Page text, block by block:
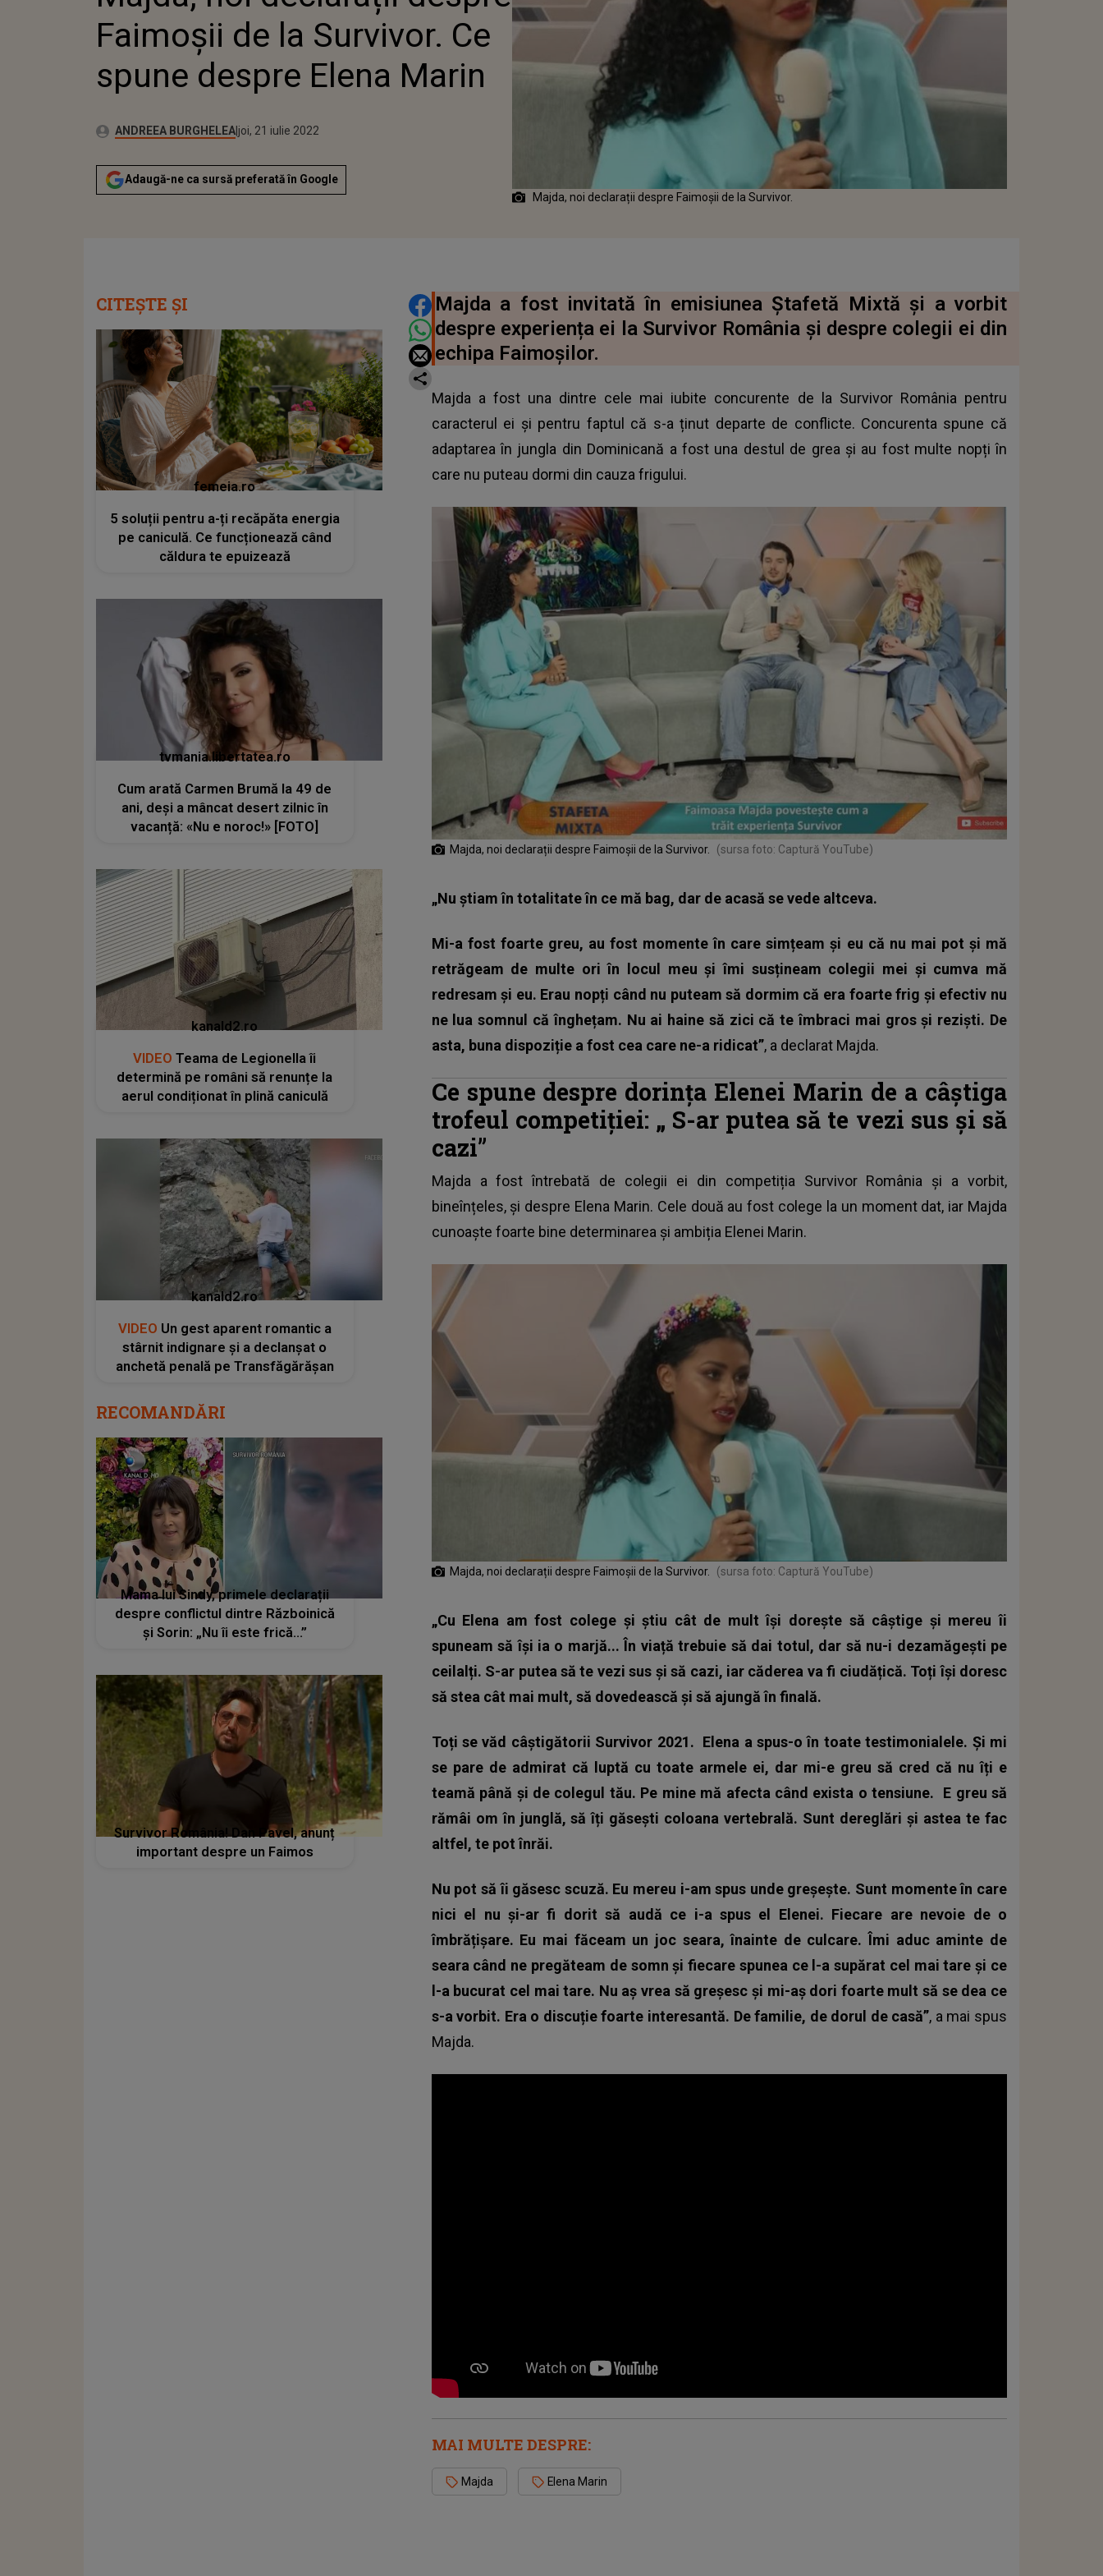
Faimoșii de la Survivor. Ce
spune despre Elena Marin
Autor:ANDREEA BURGHELEAPublicat:
vineri, 2 aprilie 2021
Actualizat:
joi, 21 iulie 2022
Adaugă-ne ca sursă preferată în Google
Majda, noi declarații despre Faimoșii de la Survivor.
DISTRIBUIE ARTICOLUL
Majda a fost invitată în emisiunea Ștafetă Mixtă și a vorbit
despre experiența ei la Survivor România și despre colegii ei din
echipa Faimoșilor.
Majda a fost una dintre cele mai iubite concurente de la Survivor România pentru
caracterul ei și pentru faptul că s-a ținut departe de conflicte. Concurenta spune că
adaptarea în jungla din Dominicană a fost una destul de grea și au fost multe nopți în
care nu puteau dormi din cauza frigului.
Majda, noi declarații despre Faimoșii de la Survivor. (sursa foto: Captură YouTube)
„Nu știam în totalitate în ce mă bag, dar de acasă se vede altceva.
Mi-a fost foarte greu, au fost momente în care simțeam și eu că nu mai pot și mă
retrăgeam de multe ori în locul meu și îmi susțineam colegii mei și cumva mă
redresam și eu. Erau nopți când nu puteam să dormim că era foarte frig și efectiv nu
ne lua somnul că înghețam. Nu ai haine să zici că te îmbraci mai gros și reziști. De
asta, buna dispoziție a fost cea care ne-a ridicat”, a declarat Majda.
Ce spune despre dorința Elenei Marin de a câștiga
trofeul competiției: „ S-ar putea să te vezi sus și să
cazi”
Majda a fost întrebată de colegii ei din competiția Survivor România și a vorbit,
bineînțeles, și despre Elena Marin. Cele două au fost colege la un moment dat, iar Majda
cunoaște foarte bine determinarea și ambiția Elenei Marin.
Majda, noi declarații despre Faimoșii de la Survivor. (sursa foto: Captură YouTube)
„Cu Elena am fost colege și știu cât de mult își dorește să câștige și mereu îi
spuneam să își ia o marjă... În viață trebuie să dai totul, dar să nu-i dezamăgești pe
ceilalți. S-ar putea să te vezi sus și să cazi, iar căderea va fi ciudățică. Toți își doresc
să stea cât mai mult, să dovedească și să ajungă în finală.
Toți se văd câștigătorii Survivor 2021. Elena a spus-o în toate testimonialele. Și mi
se pare de admirat că luptă cu toate armele ei, dar mi-e greu să cred că nu îți e
teamă până și de colegul tău. Pe mine mă afecta când exista o tensiune. E greu să
rămâi om în junglă, să îți găsești coloana vertebrală. Sunt dereglări și astea te fac
altfel, te pot înrăi.
Nu pot să îi găsesc scuză. Eu mereu i-am spus unde greșește. Sunt momente în care
nici el nu și-ar fi dorit să audă ce i-a spus el Elenei. Fiecare are nevoie de o
îmbrățișare. Eu mai făceam un joc seara, înainte de culcare. Îmi aduc aminte de
seara când ne pregăteam de somn și fiecare spunea ce l-a supărat cel mai tare și ce
l-a bucurat cel mai tare. Nu aș vrea să greșesc și mi-aș dori foarte mult să se dea ce
s-a vorbit. Era o discuție foarte interesantă. De familie, de dorul de casă”, a mai spus
Majda.
MAI MULTE DESPRE:
Majda Elena Marin
CITEȘTE ȘI
femeia.ro
5 soluții pentru a-ți recăpăta energia
pe caniculă. Ce funcționează când
căldura te epuizează
tvmania.libertatea.ro
Cum arată Carmen Brumă la 49 de
ani, deși a mâncat desert zilnic în
vacanță: «Nu e noroc!» [FOTO]
kanald2.ro
VIDEO Teama de Legionella îi
determină pe români să renunțe la
aerul condiționat în plină caniculă
kanald2.ro
VIDEO Un gest aparent romantic a
stârnit indignare și a declanșat o
anchetă penală pe Transfăgărășan
RECOMANDĂRI
Mama lui Sindy, primele declarații
despre conflictul dintre Războinică
și Sorin: „Nu îi este frică...”
Survivor România! Dan Pavel, anunț
important despre un Faimos